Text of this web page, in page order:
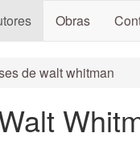
Obras
de walt whitman